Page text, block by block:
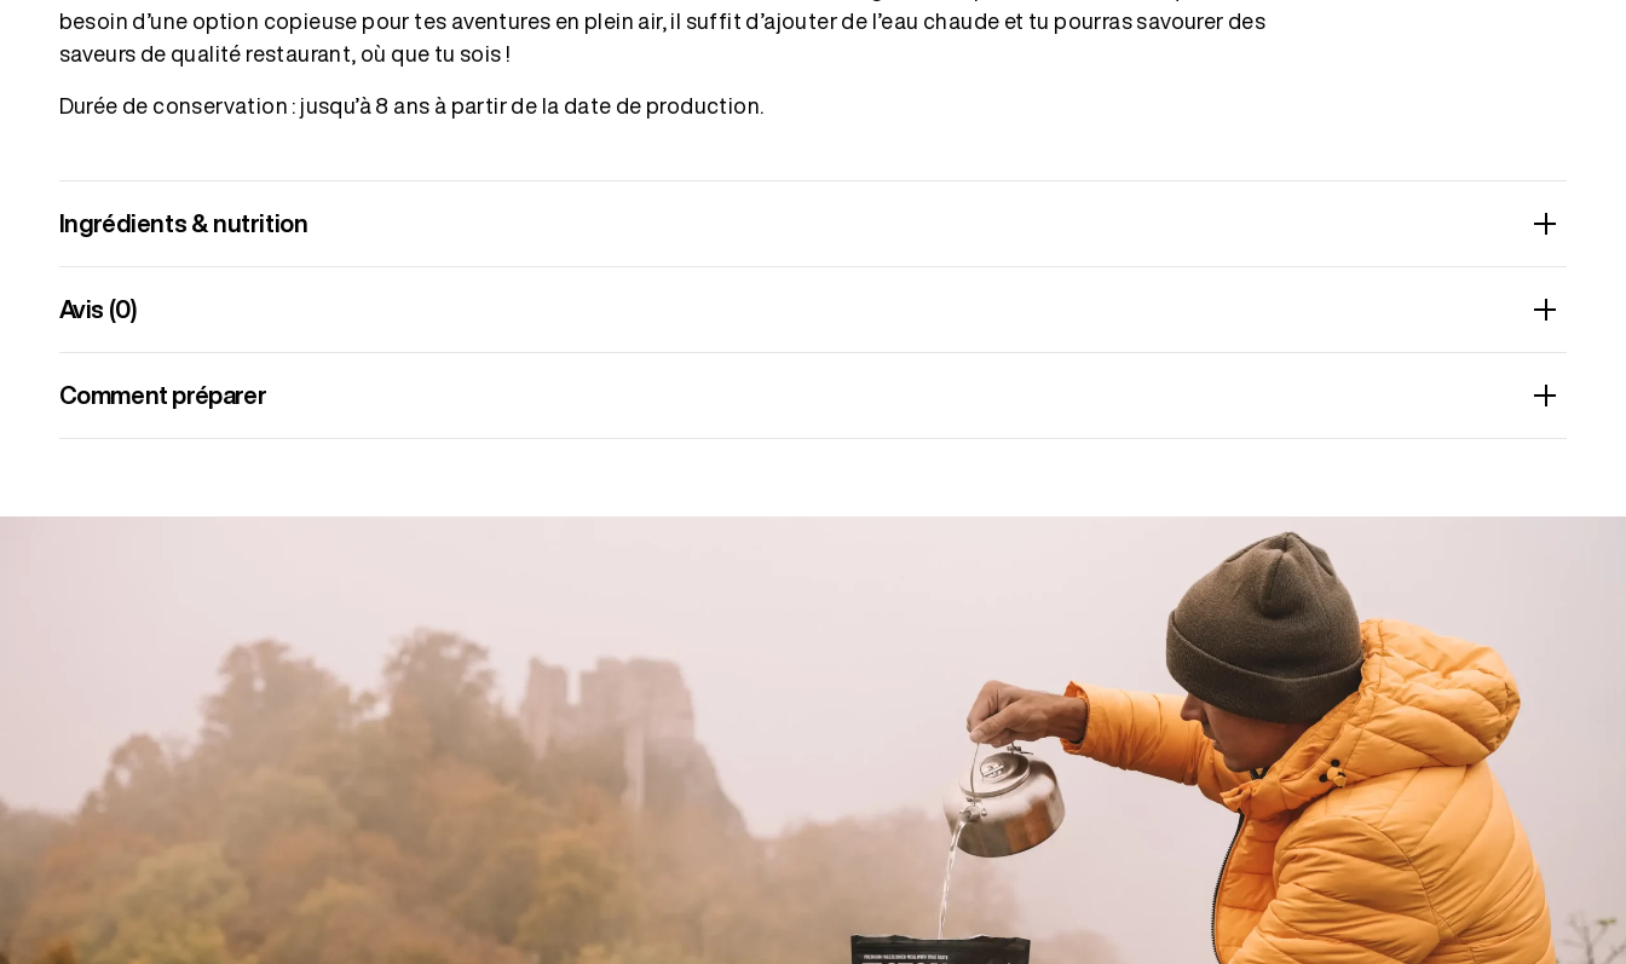
besoin d’une option copieuse pour tes aventures en plein air, il suffit d’ajouter de l’eau chaude et tu pourras savourer des
saveurs de qualité restaurant, où que tu sois !
Durée de conservation : jusqu’à 8 ans à partir de la date de production.
Ingrédients & nutrition
Avis (0)
Comment préparer